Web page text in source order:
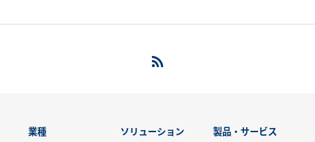
業種 ソリューション 製品・サービス